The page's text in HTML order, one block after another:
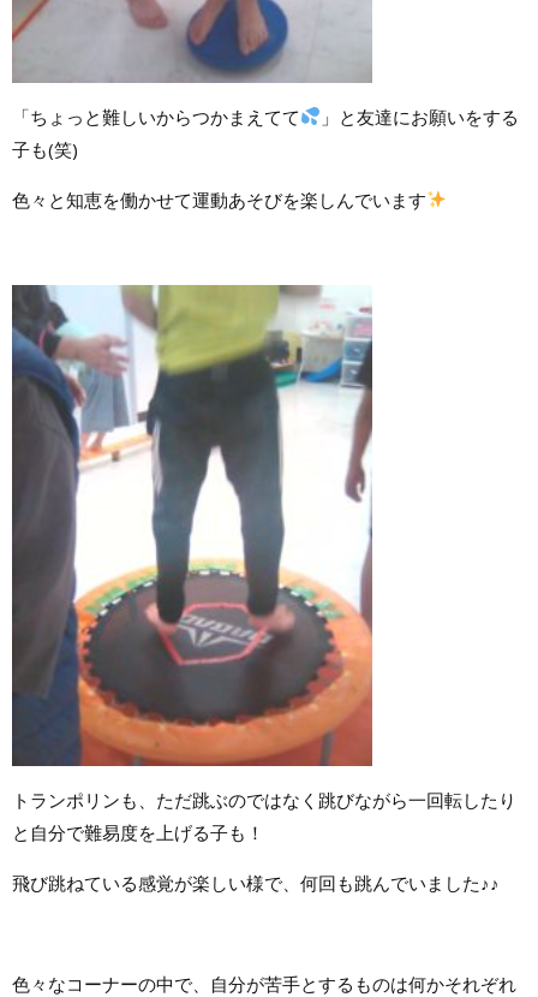
「ちょっと難しいからつかまえてて
」と友達にお願いをする
子も(笑)
色々と知恵を働かせて運動あそびを楽しんでいます
トランポリンも、ただ跳ぶのではなく跳びながら一回転したり
と自分で難易度を上げる子も！
飛び跳ねている感覚が楽しい様で、何回も跳んでいました♪♪
色々なコーナーの中で、自分が苦手とするものは何かそれぞれ